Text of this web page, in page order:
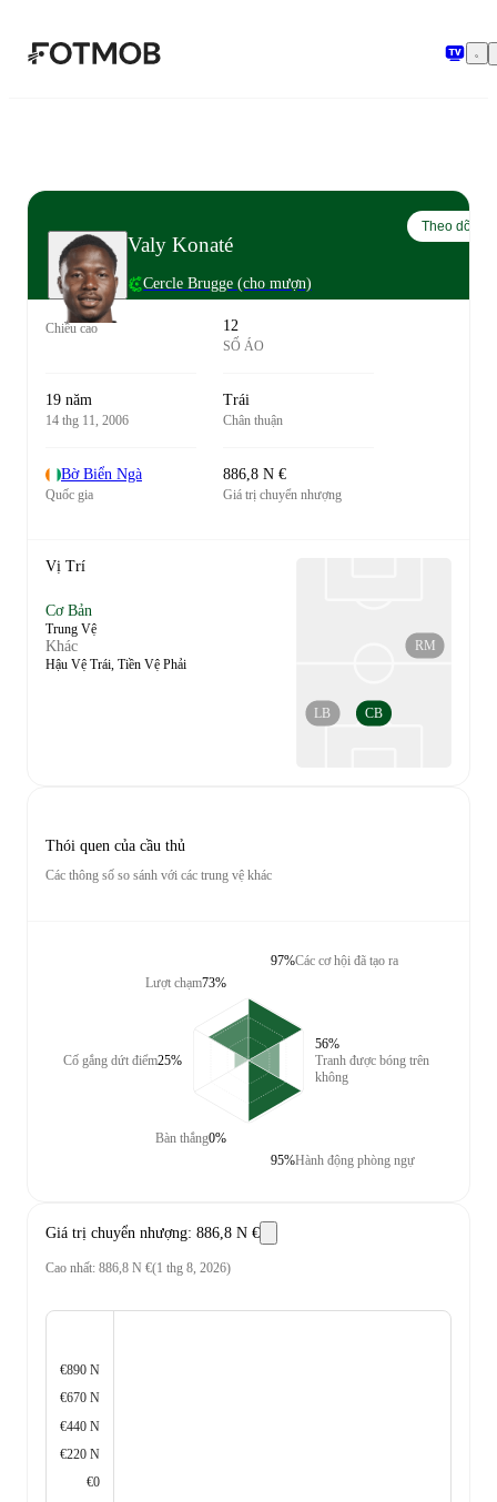
Valy Konaté
Cercle Brugge (cho mượn)
Theo dõi
Chiều cao 12
SỐ ÁO
19 năm
14 thg 11, 2006
Trái
Chân thuận
Bờ Biển Ngà
Quốc gia
886,8 N €
Giá trị chuyển nhượng
Vị Trí
Cơ Bản
Trung Vệ
Khác
Hậu Vệ Trái, Tiền Vệ Phải
CB
LB
RM
Thói quen của cầu thủ
Các thông số so sánh với các trung vệ khác
Lượt chạm73%
Cố gắng dứt điểm25%
Bàn thắng0%
Các cơ hội đã tạo ra
97%
Tranh được bóng trên
không
56%
Hành động phòng ngự
95%
Giá trị chuyển nhượng: 886,8 N €
Cao nhất: 886,8 N €(1 thg 8, 2026)
€890 N
€670 N
€440 N
€220 N
€0